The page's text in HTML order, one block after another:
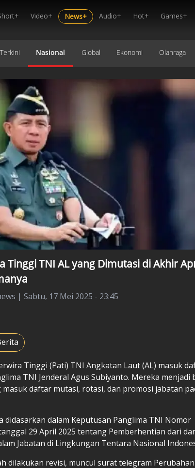
Video+ News+ Audio+ Hot+ Games+
Terkini Nasional Global Ekonomi Olahraga
Tinggi TNI AL yang Dimutasi di Akhir
| Sabtu, 17 Mei 2025 - 23:45
Tinggi (Pati) TNI Angkatan Laut (AL) masuk
TNI Jenderal Agus Subiyanto. Mereka menjadi
masuk daftar mutasi, rotasi, dan promosi jabatan
didasarkan dalam Keputusan Panglima TNI Nomor
29 April 2025 tentang Pemberhentian dari
Jabatan di Lingkungan Tentara Nasional
dilakukan revisi, muncul surat telegram